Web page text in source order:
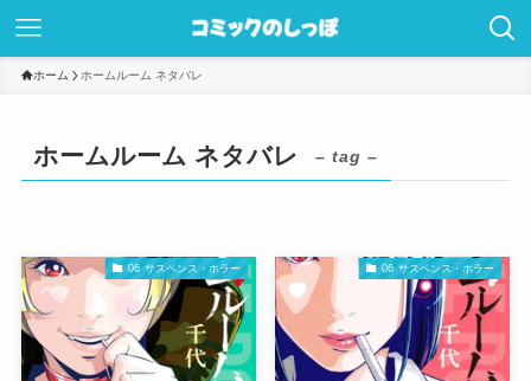
ホーム ホームルーム ネタバレ
ホームルーム ネタバレ – tag –
06 サスペンス・ホラー 06 サスペンス・ホラー